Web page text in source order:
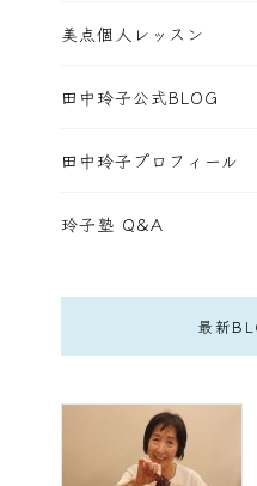
美点個人レッスン
田中玲子公式BLOG
田中玲子プロフィール
玲子塾 Q&A
最新